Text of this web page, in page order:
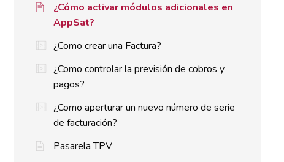
¿Cómo activar módulos adicionales en
AppSat?
¿Como crear una Factura?
¿Como controlar la previsión de cobros y
pagos?
¿Como aperturar un nuevo número de serie
de facturación?
Pasarela TPV